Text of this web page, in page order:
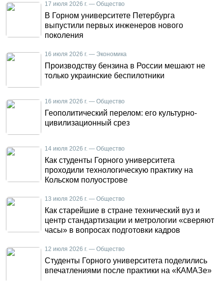
17 июля 2026 г. — Общество
В Горном университете Петербурга
выпустили первых инженеров нового
поколения
16 июля 2026 г. — Экономика
Производству бензина в России мешают не
только украинские беспилотники
16 июля 2026 г. — Общество
Геополитический перелом: его культурно-
цивилизационный срез
14 июля 2026 г. — Общество
Как студенты Горного университета
проходили технологическую практику на
Кольском полуострове
13 июля 2026 г. — Общество
Как старейшие в стране технический вуз и
центр стандартизации и метрологии «сверяют
часы» в вопросах подготовки кадров
12 июля 2026 г. — Общество
Студенты Горного университета поделились
впечатлениями после практики на «КАМАЗе»